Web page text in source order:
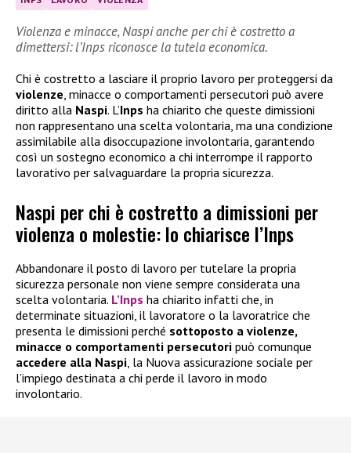
Violenza e minacce, Naspi anche per chi è costretto a
dimettersi: l’Inps riconosce la tutela economica.
Chi è costretto a lasciare il proprio lavoro per proteggersi da
violenze, minacce o comportamenti persecutori può avere
diritto alla Naspi. L’Inps ha chiarito che queste dimissioni
non rappresentano una scelta volontaria, ma una condizione
assimilabile alla disoccupazione involontaria, garantendo
così un sostegno economico a chi interrompe il rapporto
lavorativo per salvaguardare la propria sicurezza.
Naspi per chi è costretto a dimissioni per
violenza o molestie: lo chiarisce l’Inps
Abbandonare il posto di lavoro per tutelare la propria
sicurezza personale non viene sempre considerata una
scelta volontaria. L’Inps ha chiarito infatti che, in
determinate situazioni, il lavoratore o la lavoratrice che
presenta le dimissioni perché sottoposto a violenze,
minacce o comportamenti persecutori può comunque
accedere alla Naspi, la Nuova assicurazione sociale per
l’impiego destinata a chi perde il lavoro in modo
involontario.